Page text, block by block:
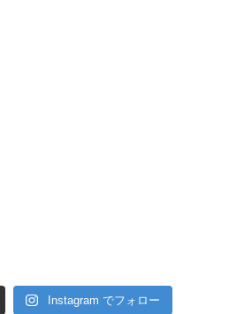
Instagram でフォロー